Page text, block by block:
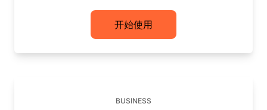
开始使用
BUSINESS